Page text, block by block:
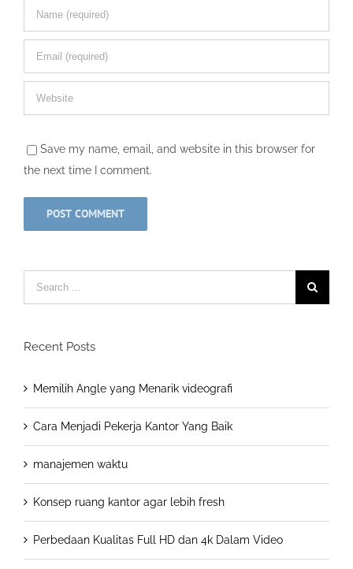
Save my name, email, and website in this browser for
the next time I comment.
for:
Recent Posts
Memilih Angle yang Menarik videografi
Cara Menjadi Pekerja Kantor Yang Baik
manajemen waktu
Konsep ruang kantor agar lebih fresh
Perbedaan Kualitas Full HD dan 4k Dalam Video